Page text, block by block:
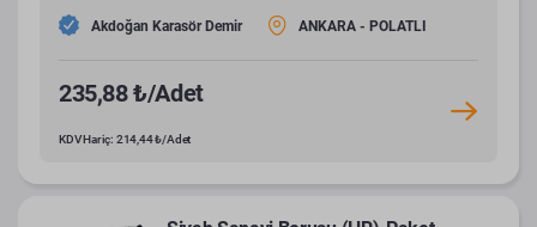
Akdoğan Karasör Demir ANKARA - POLATLI
235,88 ₺/Adet
KDV Hariç: 214,44 ₺/Adet